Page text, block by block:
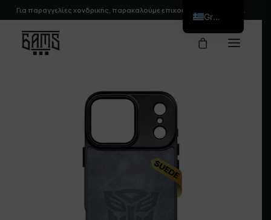
Για παραγγελίες χονδρικής, παρακαλούμε επικοινωνήστε μαζί μας.
Greek